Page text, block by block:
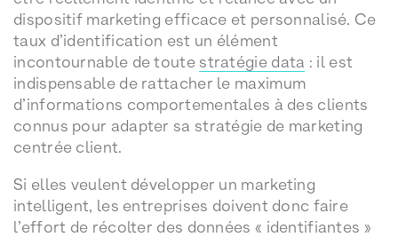
dispositif marketing efficace et personnalisé. Ce
taux d’identification est un élément
incontournable de toute stratégie data : il est
indispensable de rattacher le maximum
d’informations comportementales à des clients
connus pour adapter sa stratégie de marketing
centrée client.
Si elles veulent développer un marketing
intelligent, les entreprises doivent donc faire
l’effort de récolter des données « identifiantes »